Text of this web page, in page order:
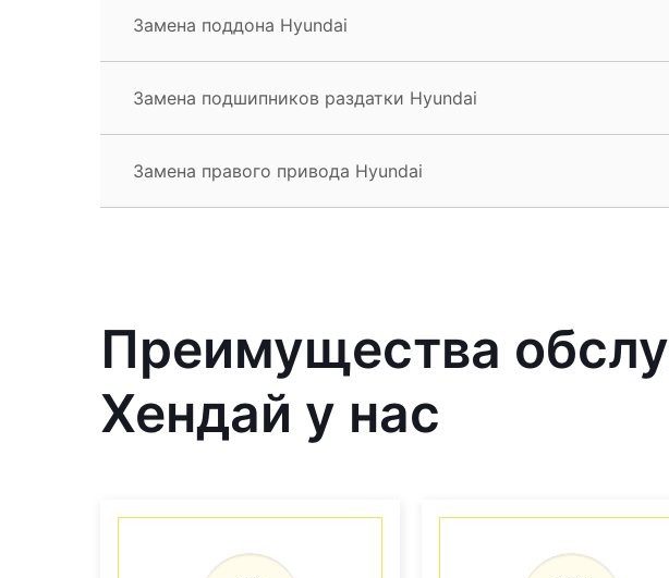
Замена поддона Hyundai
Замена подшипников раздатки Hyundai
Замена правого привода Hyundai
Преимущества
Хендай у нас